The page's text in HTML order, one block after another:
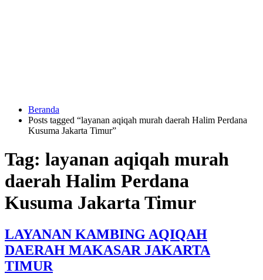
HUBUNGI
KAMI
1246
6713
Beranda
Posts tagged “layanan aqiqah murah daerah Halim Perdana
Kusuma Jakarta Timur”
Tag: layanan aqiqah murah
daerah Halim Perdana
Kusuma Jakarta Timur
LAYANAN KAMBING AQIQAH
DAERAH MAKASAR JAKARTA
TIMUR